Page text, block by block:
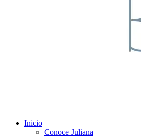
Inicio
Conoce Juliana